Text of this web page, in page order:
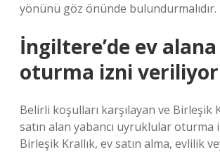
yönünü göz önünde bulundurmalıdır.
İngiltere’de ev alana
oturma izni
Belirli koşulları karşılayan ve Birleşik
satın alan yabancı uyruklular oturma
Birleşik Krallık, ev satın alma, evlilik